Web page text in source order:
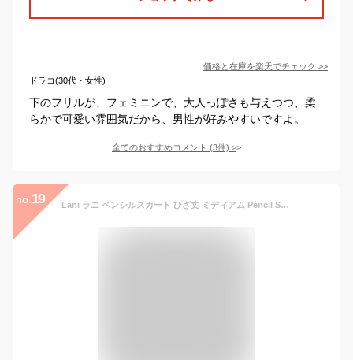
価格と在庫を楽天でチェック >>
ドラコ(30代・女性)
下のフリルが、フェミニンで、大人っぽさも与えつつ、柔
らかで可愛い雰囲気だから、男性が好みやすいですよ。
全てのおすすめコメント (3件) >
no. 19 Lani ラニ ペンシルスカート ひざ丈 ミディアム Pencil Skirt無地 ボーダー 膝丈 タイトスカート